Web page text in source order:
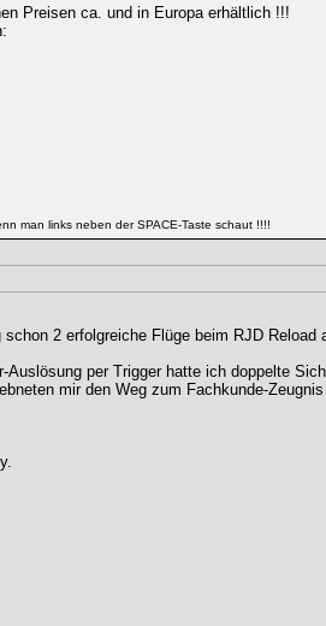
Preisen ca. und in Europa erhältlich !!!
man links neben der SPACE-Taste schaut !!!!
2 erfolgreiche Flüge beim RJD Reload
per Trigger hatte ich doppelte
mir den Weg zum Fachkunde-